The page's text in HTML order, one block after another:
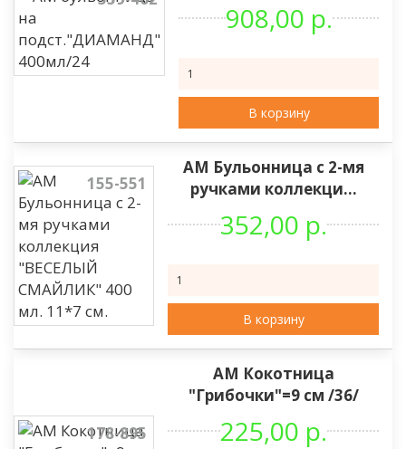
908,00 р.
В корзину
155-551
АМ Бульонница с 2-мя
ручками коллекци...
352,00 р.
В корзину
178-895
АМ Кокотница
"Грибочки"=9 см /36/
225,00 р.